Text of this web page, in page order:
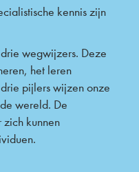
kennis zijn
wegwijzers. Deze
het leren
pijlers wijzen onze
wereld. De
kunnen